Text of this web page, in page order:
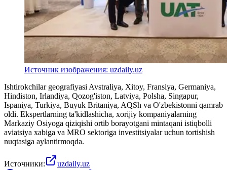
Источник изображения: uzdaily.uz
Ishtirokchilar geografiyasi Avstraliya, Xitoy, Fransiya, Germaniya,
Hindiston, Irlandiya, Qozog'iston, Latviya, Polsha, Singapur,
Ispaniya, Turkiya, Buyuk Britaniya, AQSh va O'zbekistonni qamrab
oldi. Ekspertlarning ta'kidlashicha, xorijiy kompaniyalarning
Markaziy Osiyoga qiziqishi ortib borayotgani mintaqani istiqbolli
aviatsiya xabiga va MRO sektoriga investitsiyalar uchun tortishish
nuqtasiga aylantirmoqda.
Источники:
uzdaily.uz